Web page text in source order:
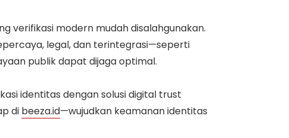
verifikasi modern mudah disalahgunakan.
legal, dan terintegrasi—seperti
publik dapat dijaga optimal.
identitas dengan solusi digital trust
di beeza.id—wujudkan keamanan identitas